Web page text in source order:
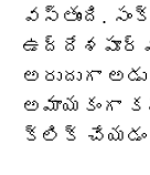
వస్తుంది.
అరుదుగా
అమాయకంగా
క్లిక్ చేయడం